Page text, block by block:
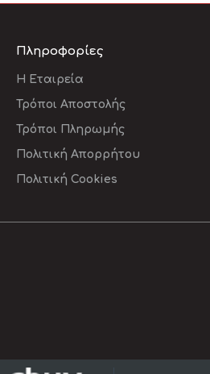
Πληροφορίες
Η Εταιρεία
Τρόποι Αποστολής
Τρόποι Πληρωμής
Πολιτική Απορρήτου
Πολιτική Cookies